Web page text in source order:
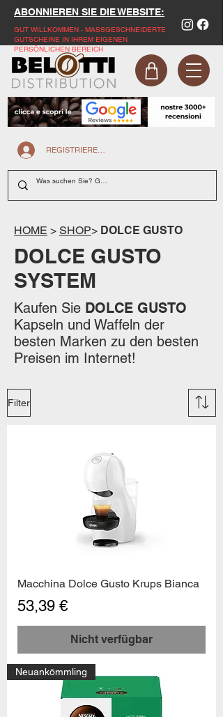
ABONNIEREN SIE DIE WEBSITE:
GUT WILLKOMMEN - MASSGESCHNEIDERTE
GUTSCHEINE IN IHREM EIGENEN
PERSÖNLICHEN BEREICH
REGISTRIEREN SIE SICH AUF DER WEBSITE
HOME > SHOP> DOLCE GUSTO
DOLCE GUSTO
SYSTEM
Kaufen Sie DOLCE GUSTO
Kapseln und Waffeln der
besten Marken zu den besten
Preisen im Internet!
Filter
Macchina Dolce Gusto Krups Bianca
Preis
53,39 €
Nicht verfügbar
Neuankömmling